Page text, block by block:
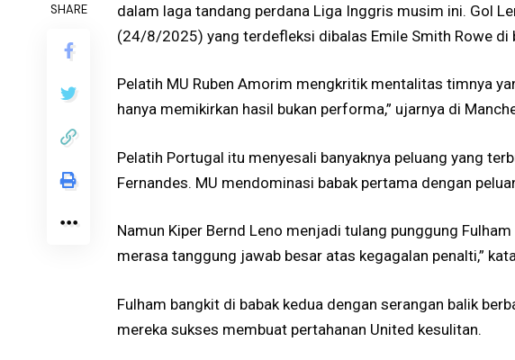
SHARE
dalam laga tandang perdana Liga Inggris musim ini. Gol
(24/8/2025) yang terdefleksi dibalas Emile Smith Rowe di
Pelatih MU Ruben Amorim mengkritik mentalitas timnya
hanya memikirkan hasil bukan performa,” ujarnya di
Pelatih Portugal itu menyesali banyaknya peluang yang
Fernandes. MU mendominasi babak pertama dengan
Namun Kiper Bernd Leno menjadi tulang punggung
merasa tanggung jawab besar atas kegagalan penalti,”
Fulham bangkit di babak kedua dengan serangan balik
mereka sukses membuat pertahanan United kesulitan.